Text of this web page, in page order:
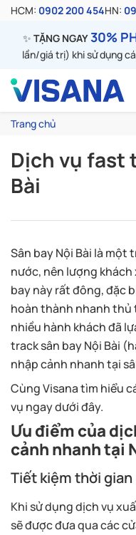
HCM: 0902 200 454HN:
✨ TẶNG NGAY30%
lần/giá trị) khi sử dụng
Trang chủ
Dịch vụ fast
Bài
Sân bay Nội Bài là một
nước, nên lượng
bay này rất đông, đặc
hoàn thành nhanh thủ
nhiều hành khách đã
track sân bay Nội Bài
nhập cảnh nhanh tại
Cùng Visana tìm hiểu
vụ ngay dưới đây.
Ưu điểm của
cảnh nhanh tại
Tiết kiệm thời gian
Khi sử dụng dịch vụ
sẽ được đưa qua các